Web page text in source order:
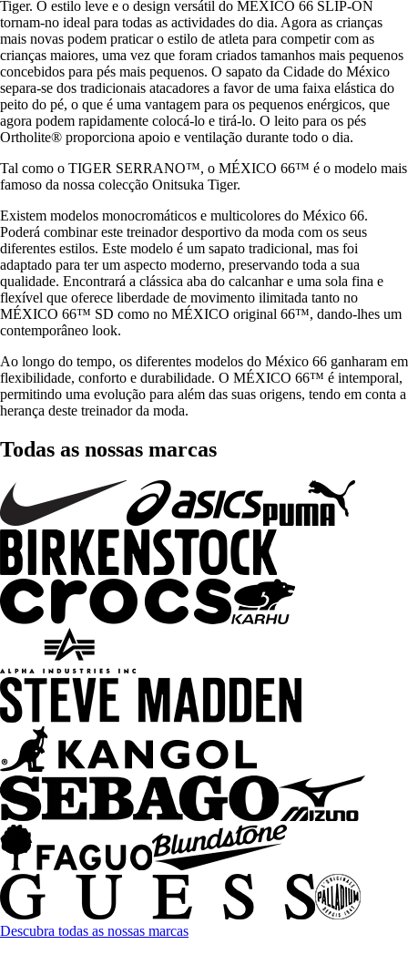
Tiger. O estilo leve e o design versátil do MEXICO 66 SLIP-ON
tornam-no ideal para todas as actividades do dia. Agora as crianças
mais novas podem praticar o estilo de atleta para competir com as
crianças maiores, uma vez que foram criados tamanhos mais pequenos
concebidos para pés mais pequenos. O sapato da Cidade do México
separa-se dos tradicionais atacadores a favor de uma faixa elástica do
peito do pé, o que é uma vantagem para os pequenos enérgicos, que
agora podem rapidamente colocá-lo e tirá-lo. O leito para os pés
Ortholite® proporciona apoio e ventilação durante todo o dia.
Tal como o TIGER SERRANO™, o MÉXICO 66™ é o modelo mais
famoso da nossa colecção Onitsuka Tiger.
Existem modelos monocromáticos e multicolores do México 66.
Poderá combinar este treinador desportivo da moda com os seus
diferentes estilos. Este modelo é um sapato tradicional, mas foi
adaptado para ter um aspecto moderno, preservando toda a sua
qualidade. Encontrará a clássica aba do calcanhar e uma sola fina e
flexível que oferece liberdade de movimento ilimitada tanto no
MÉXICO 66™ SD como no MÉXICO original 66™, dando-lhes um
contemporâneo look.
Ao longo do tempo, os diferentes modelos do México 66 ganharam em
flexibilidade, conforto e durabilidade. O MÉXICO 66™ é intemporal,
permitindo uma evolução para além das suas origens, tendo em conta a
herança deste treinador da moda.
Todas as nossas marcas
Descubra todas as nossas marcas